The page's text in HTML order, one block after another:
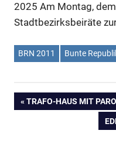
2025 Am Montag,
Stadtbezirksbeiräte
BRN 2011 Bunte
VORHERIGER
TRAFO-HAUS MIT